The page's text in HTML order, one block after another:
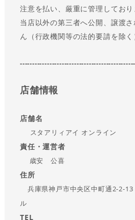
注意を払い、厳重に管理してお
当店以外の第三者へ公開、譲渡
ん（行政機関等の法的要請を除く
店舗情報
店舗名
スタアリィアイ オンライン
責任・運営者
歳安 公喜
住所
兵庫県神戸市中央区中町通2-2-
ル
TEL